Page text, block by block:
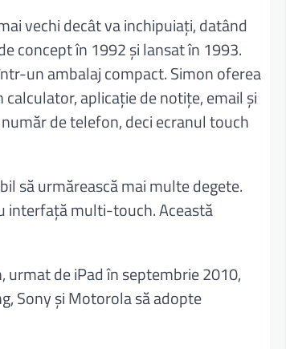
vechi decât va inchipuiați, datând
concept în 1992 și lansat în 1993.
un ambalaj compact. Simon oferea
aplicație de notițe, email și
de telefon, deci ecranul touch
să urmărească mai multe degete.
interfață multi-touch. Această
de iPad în septembrie 2010,
Sony și Motorola să adopte